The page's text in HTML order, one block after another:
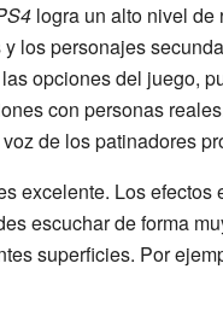
logra un alto nivel de
los personajes
opciones del juego,
con personas
de los patinadores
excelente. Los efectos
escuchar de forma
superficies. Por